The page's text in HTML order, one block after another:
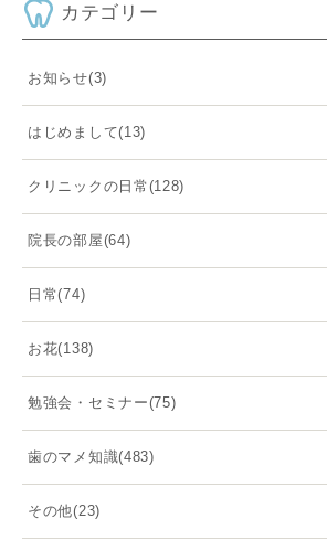
カテゴリー
お知らせ(3)
はじめまして(13)
クリニックの日常(128)
院長の部屋(64)
日常(74)
お花(138)
勉強会・セミナー(75)
歯のマメ知識(483)
その他(23)